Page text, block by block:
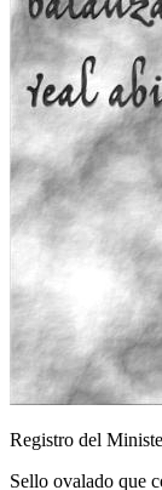
Registro del
Sello ovalado que